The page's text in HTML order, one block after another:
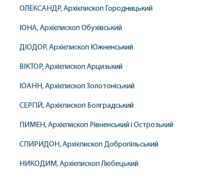
ОЛЕКСАНДР, Архієпископ Городницький
ІОНА, Архієпископ Обухівський
ДІОДОР, Архієпископ Южненський
ВІКТОР, Архієпископ Арцизький
ІОАНН, Архієпископ Золотоніський
СЕРГІЙ, Архієпископ Болградський
ПИМЕН, Архієпископ Рівненський і Острозький
СПИРИДОН, Архієпископ Добропільський
НИКОДИМ, Архієпископ Любецький